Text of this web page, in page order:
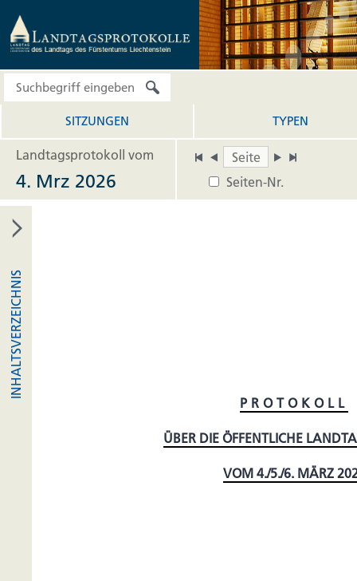
SITZUNGEN TYPEN
Landtagsprotokoll vom
Seiten-Nr.
4. Mrz 2026
INHALTSVERZEICHNIS
PROTOKOLL
ÜBER DIE ÖFFENTLICHE
VOM 4./5./6. MÄRZ